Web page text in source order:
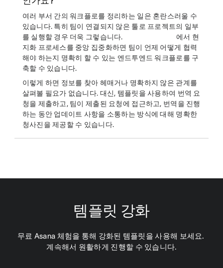
여러 부서 간의 워크플로를 정리하는 일은 혼란스러울 수
있습니다. 특히 팀이 연결되지 않은 툴로 프로젝트의 일부
를 실행할 경우 더욱 그렇습니다.
에서 현
지화 프로세스를 중앙 집중화하면 팀이 언제 어떻게 협력
해야 하는지 명확히 할 수 있는 엔드투엔드 워크플로를 구
축할 수 있습니다.
이렇게 하면 정보를 찾아 헤매거나 명확하지 않은 관계를
살펴볼 필요가 없습니다. 대신, 템플릿을 사용하여 번역 요
청을 제출하고, 팀이 제출된 요청에 접근하고, 번역을 진행
하는 동안 업데이트 사항을 소통하는 방식에 대해 명확한
청사진을 제공할 수 있습니다.
템플릿 강화
무료 Asana 체험을 통해 강화된 템플릿을 사용해 보세요.
계속해서 원활하게 진행할 수 있습니다.